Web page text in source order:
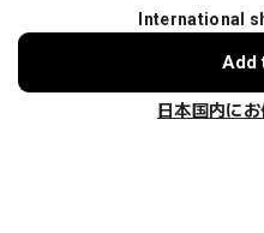
International
Add
日本国内に